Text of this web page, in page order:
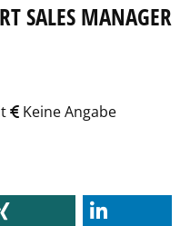
SALES MANAGER
Keine Angabe